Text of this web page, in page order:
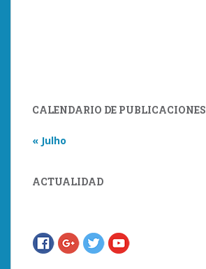
CALENDARIO DE PUBLICACIONES
« Julho
ACTUALIDAD